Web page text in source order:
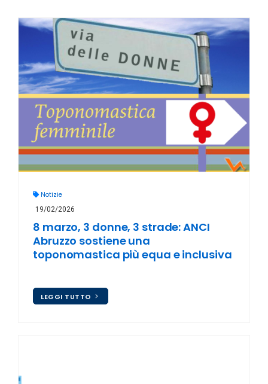
Notizie
19/02/2026
8 marzo, 3 donne, 3 strade: ANCI
Abruzzo sostiene una
toponomastica più equa e inclusiva
LEGGI TUTTO